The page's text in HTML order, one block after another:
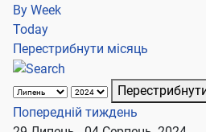
By Week
Today
Перестрибнути місяць
Попередній тиждень